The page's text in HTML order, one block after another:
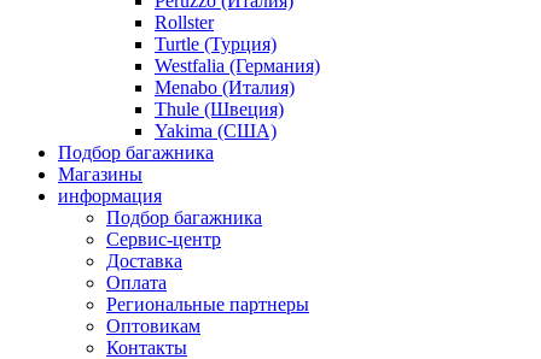
Rollster
Turtle (Турция)
Westfalia (Германия)
Menabo (Италия)
Thule (Швеция)
Yakima (США)
Подбор багажника
Магазины
информация
Подбор багажника
Сервис-центр
Доставка
Оплата
Региональные партнеры
Оптовикам
Контакты